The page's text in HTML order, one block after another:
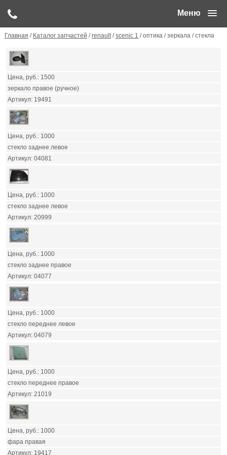
Меню
Главная / Каталог запчастей /renault/scenic 1 / оптика / зеркала / стекла
1500
зеркало правое (ручное)
19491
1000
стекло заднее левое
04081
1000
стекло заднее левое
20999
1000
стекло заднее правое
04077
1000
стекло переднее левое
04079
1000
стекло переднее правое
21019
1000
фара правая
19417